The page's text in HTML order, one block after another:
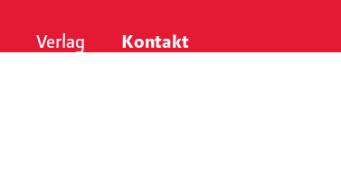
Verlag Kontakt